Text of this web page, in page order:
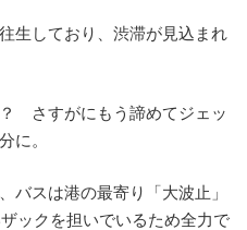
生しており、渋滞が見込まれ
さすがにもう諦めてジェッ
に。
バスは港の最寄り「大波止」
ックを担いでいるため全力で